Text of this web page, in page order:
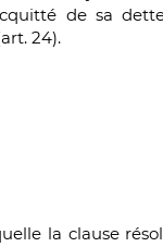
de sa
24).
la clause